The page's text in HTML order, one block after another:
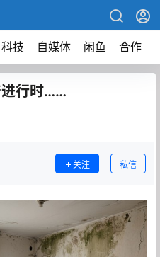
科技 自媒体 闲鱼 合作
进行时……
关注 私信